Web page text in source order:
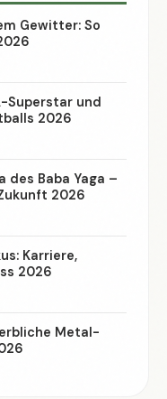
Gewitter: So
Superstar und
2026
des Baba Yaga –
2026
Karriere,
2026
Metal-